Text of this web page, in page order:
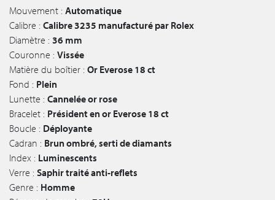
Mouvement : Automatique
Calibre : Calibre 3235 manufacturé par Rolex
Diamètre : 36 mm
Couronne : Vissée
Matière du boîtier : Or Everose 18 ct
Fond : Plein
Lunette : Cannelée or rose
Bracelet : Président en or Everose 18 ct
Boucle : Déployante
Cadran : Brun ombré, serti de diamants
Index : Luminescents
Verre : Saphir traité anti-reflets
Genre : Homme